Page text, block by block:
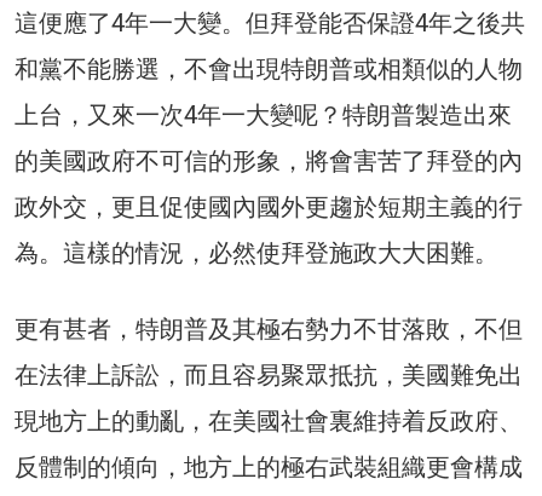
這便應了4年一大變。但拜登能否保證4年之後共
和黨不能勝選，不會出現特朗普或相類似的人物
上台，又來一次4年一大變呢？特朗普製造出來
的美國政府不可信的形象，將會害苦了拜登的內
政外交，更且促使國內國外更趨於短期主義的行
為。這樣的情況，必然使拜登施政大大困難。
更有甚者，特朗普及其極右勢力不甘落敗，不但
在法律上訴訟，而且容易聚眾抵抗，美國難免出
現地方上的動亂，在美國社會裏維持着反政府、
反體制的傾向，地方上的極右武裝組織更會構成